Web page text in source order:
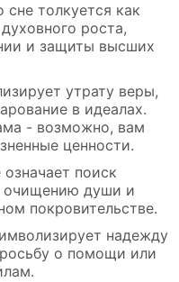
сне толкуется как
роста,
и защиты высших
утрату веры,
в идеалах.
- возможно, вам
ценности.
поиск
очищению души и
покровительстве.
надежду
о помощи или